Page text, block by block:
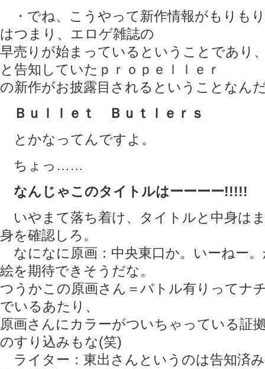
・でね、こうやって新作情報がもりも
はつまり、エロゲ雑誌の
早売りが始まっているということであり
と告知していたｐｒｏｐｅｌｌｅｒ
の新作がお披露目されるということなん
Ｂｕｌｌｅｔ Ｂｕｔｌｅｒｓ
とかなってんですよ。
ちょっ……
なんじゃこのタイトルはーーーー!!!!!
いやまて落ち着け、タイトルと中身は
身を確認しろ。
なになに原画：中央東口か。いーねー
絵を期待できそうだな。
つうかこの原画さん＝バトル有りってナ
でいるあたり、
原画さんにカラーがついちゃっている証
のすり込みもな(笑)
ライター：東出さんというのは告知済